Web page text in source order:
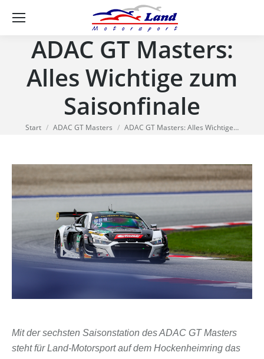
ADAC GT Masters:
Alles Wichtige zum
Saisonfinale
Sie befinden sich hier:
Start ADAC GT Masters ADAC GT Masters: Alles Wichtige…
Mit der sechsten Saisonstation des ADAC GT Masters
steht für Land-Motorsport auf dem Hockenheimring das